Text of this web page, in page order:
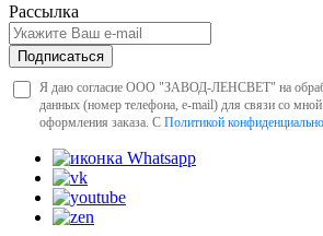
Рассылка
Подписаться
Я даю согласие ООО "ЗАВОД-ЛЕНСВЕТ" на
данных (номер телефона, e-mail) для связи со
оформления заказа. С Политикой